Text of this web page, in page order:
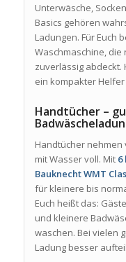
Unterwäsche,
Basics gehören
Ladungen. Für Euch
Waschmaschine,
zuverlässig abdeckt.
ein kompakter
Handtücher –
Handtücher nehmen
mit Wasser voll. Mit 6
Bauknecht WMT
für kleinere bis
Euch heißt das:
und kleinere
waschen. Bei vielen
Ladung besser